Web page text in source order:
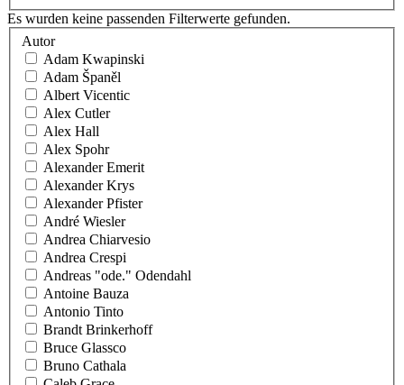
Es wurden keine passenden Filterwerte gefunden.
Autor
Adam Kwapinski
Adam Španěl
Albert Vicentic
Alex Cutler
Alex Hall
Alex Spohr
Alexander Emerit
Alexander Krys
Alexander Pfister
André Wiesler
Andrea Chiarvesio
Andrea Crespi
Andreas "ode." Odendahl
Antoine Bauza
Antonio Tinto
Brandt Brinkerhoff
Bruce Glassco
Bruno Cathala